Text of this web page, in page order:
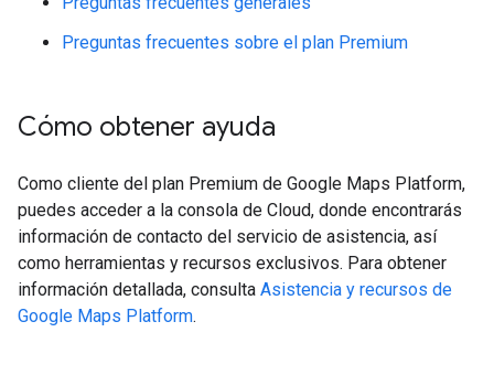
Preguntas frecuentes sobre el plan Premium
Cómo obtener ayuda
Como cliente del plan Premium de Google Maps Platform,
puedes acceder a la consola de Cloud, donde encontrarás
información de contacto del servicio de asistencia, así
como herramientas y recursos exclusivos. Para obtener
información detallada, consulta Asistencia y recursos de
Google Maps Platform.